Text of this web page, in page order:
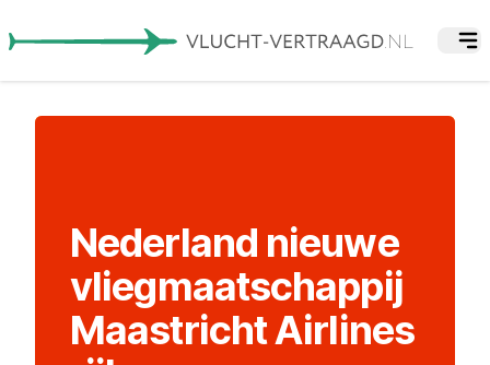
Nederland nieuwe
vliegmaatschappij
Maastricht Airlines